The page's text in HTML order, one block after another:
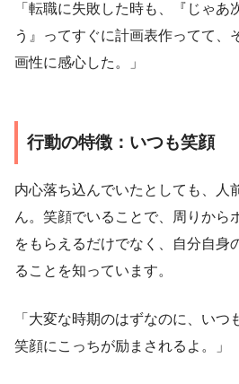
「転職に失敗した時も、『じゃあ
う』ってすぐに計画表作ってて、
画性に感心した。」
行動の特徴：いつも笑顔
内心落ち込んでいたとしても、人
ん。笑顔でいることで、周りから
をもらえるだけでなく、自分自身
ることを知っています。
「大変な時期のはずなのに、い
笑顔にこっちが励まされるよ。」